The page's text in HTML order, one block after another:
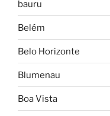
bauru
Belém
Belo Horizonte
Blumenau
Boa Vista